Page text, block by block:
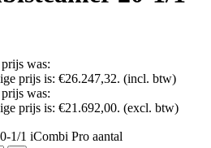
was:
prijs is: €26.247,32. (incl. btw)
was:
prijs is: €21.692,00. (excl. btw)
1/1 iCombi Pro aantal